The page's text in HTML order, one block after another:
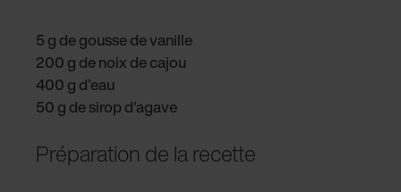
5 g de gousse de vanille
200 g de noix de cajou
400 g d'eau
50 g de sirop d'agave
Préparation de la recette